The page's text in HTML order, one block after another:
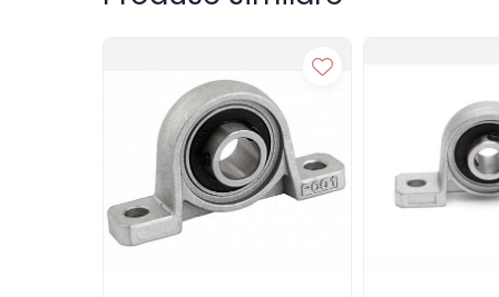
Diode si punti redresoare
semireglabile